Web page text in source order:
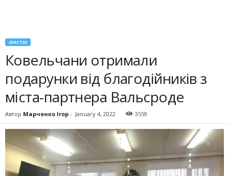
ЛИСТИ
Ковельчани отримали
подарунки від благодійників з
міста-партнера Вальсроде
Автор Марченко Ігор - January 4, 2022 3559